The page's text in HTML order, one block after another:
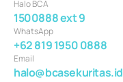
Halo BCA
1500888 ext 9
WhatsApp
+62 819 1950 0888
Email
halo@bcasekuritas.id